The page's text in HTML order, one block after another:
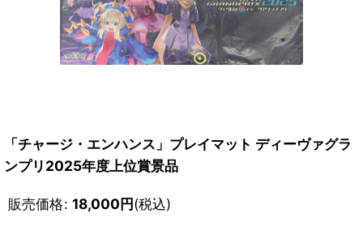
「チャージ・エンハンス」プレイマット ディーヴァグラ
ンプリ2025年度上位賞景品
販売価格: 18,000円(税込)